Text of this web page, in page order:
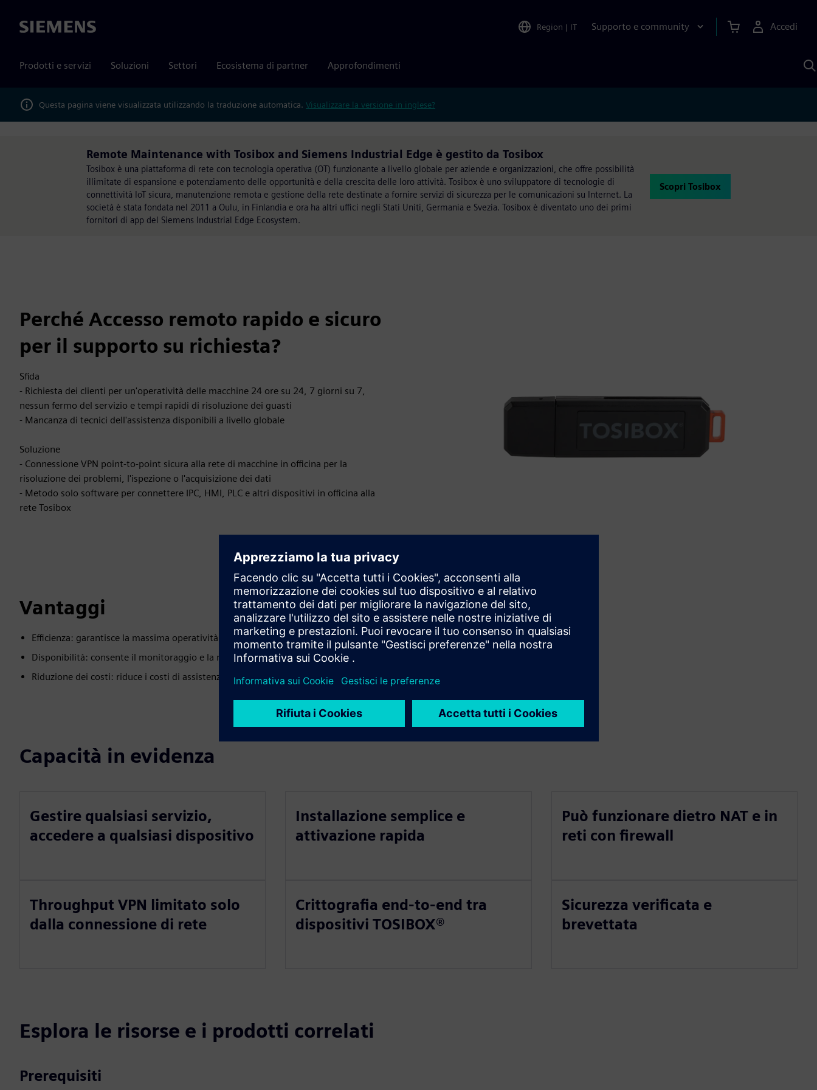
Siemens Region | IT Supporto e community Accedi
Prodotti e servizi Soluzioni Settori Ecosistema di partner Approfondimenti
Questa pagina viene visualizzata utilizzando la traduzione automatica. Visualizzare la versione in inglese?
Remote Maintenance with Tosibox and Siemens Industrial Edge è gestito da Tosibox
Tosibox è una piattaforma di rete con tecnologia operativa (OT) funzionante a livello globale per aziende e organizzazioni, che offre possibilità
illimitate di espansione e potenziamento delle opportunità e della crescita delle loro attività. Tosibox è uno sviluppatore di tecnologie di
connettività IoT sicura, manutenzione remota e gestione della rete destinate a fornire servizi di sicurezza per le comunicazioni su Internet. La
società è stata fondata nel 2011 a Oulu, in Finlandia e ora ha altri uffici negli Stati Uniti, Germania e Svezia. Tosibox è diventato uno dei primi
fornitori di app del Siemens Industrial Edge Ecosystem.
Scopri Tosibox
Perché Accesso remoto rapido e sicuro
per il supporto su richiesta?
Sfida
- Richiesta dei clienti per un'operatività delle macchine 24 ore su 24, 7 giorni su 7,
nessun fermo del servizio e tempi rapidi di risoluzione dei guasti
- Mancanza di tecnici dell'assistenza disponibili a livello globale
Soluzione
- Connessione VPN point-to-point sicura alla rete di macchine in officina per la
risoluzione dei problemi, l'ispezione o l'acquisizione dei dati
- Metodo solo software per connettere IPC, HMI, PLC e altri dispositivi in officina alla
rete Tosibox
Vantaggi
Efficienza: garantisce la massima operatività delle macchine e le richieste di produttività nelle fabbriche
Disponibilità: consente il monitoraggio e la manutenzione 24 ore su 24, 7 giorni su 7 in tutti i fusi orari
Riduzione dei costi: riduce i costi di assistenza in loco e fa risparmiare costosi costi di manodopera
Capacità in evidenza
Gestire qualsiasi servizio,
accedere a qualsiasi dispositivo
Installazione semplice e
attivazione rapida
Può funzionare dietro NAT e in
reti con firewall
Throughput VPN limitato solo
dalla connessione di rete
Crittografia end-to-end tra
dispositivi TOSIBOX®
Sicurezza verificata e
brevettata
Esplora le risorse e i prodotti correlati
Prerequisiti